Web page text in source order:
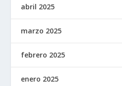
abril 2025
marzo 2025
febrero 2025
enero 2025